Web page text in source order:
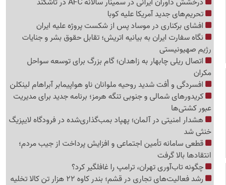
تحریم‌های جدید آمریکا علیه کوبا
افشای برکناری در موساد پس از شکست پروژه علیه ایران
نگاه سفارت ایران به بیانیه اتریش؛ تقابل حقوق بشر و جنایات
رژیم صهیونیستی
اتصال ریلی چابهار به زاهدان؛ گام بزرگ برای توسعه سواحل
مکران
افسردگی و اُفت شدید روحیه ملوانان ناو هواپیمابر آبراهام لینکلن
کریدورهای شمالی و جنوبی تنگه هرمز؛ برنامه جدید برای مدیریت
عبور کشتی‌ها
هشدار امنیتی در آلمان؛ پهپاد بمب‌گذاری‌شده در فرودگاه لایپزیگ
خنثی شد
قطعی سامانه تأمین اجتماعی و افزایش پرداخت از جیب مردم؛
انتقادها بالا گرفت
چگونه تاب‌آوری تهران، ترامپ را غافلگیر کرد؟
رشد فعالیت‌های تجاری در قشم؛ بندر کاوه 22 هزار تن کالا تخلیه